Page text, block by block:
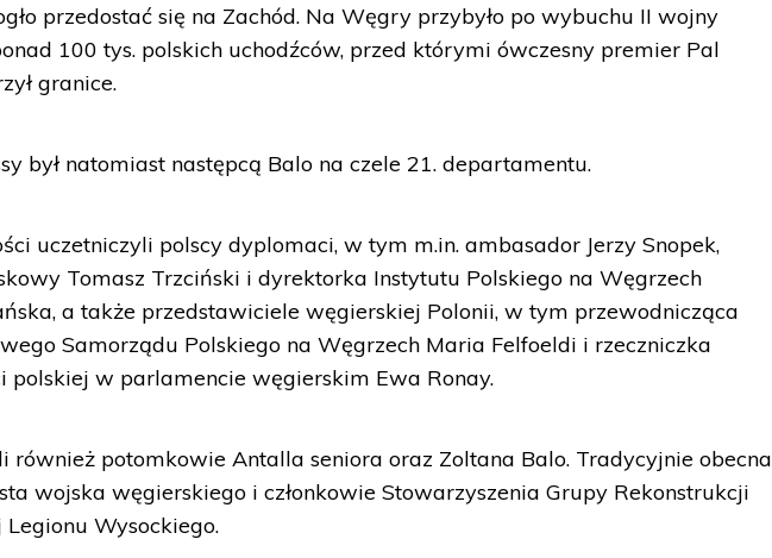
przedostać się na Zachód. Na Węgry przybyło po wybuchu II wojny
100 tys. polskich uchodźców, przed którymi ówczesny premier Pal
granice.
był natomiast następcą Balo na czele 21. departamentu.
uczetniczyli polscy dyplomaci, w tym m.in. ambasador Jerzy Snopek,
Tomasz Trzciński i dyrektorka Instytutu Polskiego na Węgrzech
a także przedstawiciele węgierskiej Polonii, w tym przewodnicząca
Samorządu Polskiego na Węgrzech Maria Felfoeldi i rzeczniczka
polskiej w parlamencie węgierskim Ewa Ronay.
również potomkowie Antalla seniora oraz Zoltana Balo. Tradycyjnie obecna
wojska węgierskiego i członkowie Stowarzyszenia Grupy Rekonstrukcji
Wysockiego.